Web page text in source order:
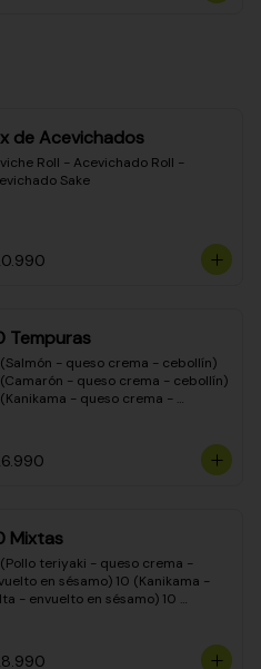
de Acevichados
Roll - Acevichado Roll -
Sake
Tempuras
(Salmón - queso crema - cebollín)
(Camarón - queso crema - cebollín)
- queso crema -
- cebollín) 10 (Carne - queso
- cebollín)
Mixtas
(Pollo teriyaki - queso crema -
en sésamo) 10 (Kanikama -
- envuelto en sésamo) 10
en queso crema) 10